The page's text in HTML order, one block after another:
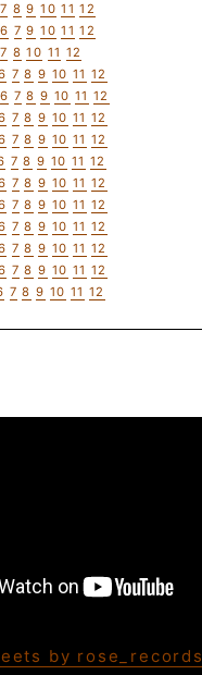
7 8 9 10 11 12
6 7 9 10 11 12
7 8 10 11 12
7 8 9 10 11 12
6 7 8 9 10 11 12
7 8 9 10 11 12
7 8 9 10 11 12
7 8 9 10 11 12
7 8 9 10 11 12
7 8 9 10 11 12
7 8 9 10 11 12
7 8 9 10 11 12
7 8 9 10 11 12
7 8 9 10 11 12
by rose_records